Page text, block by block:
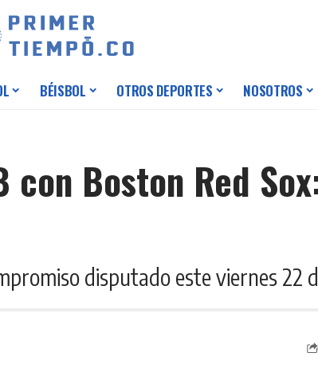
BÉISBOL OTROS DEPORTES NOSOTROS
con Boston Red
disputado este viernes 22